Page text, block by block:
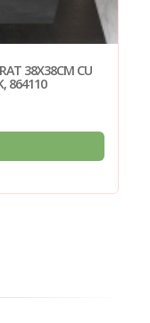
38X38CM CU
864110